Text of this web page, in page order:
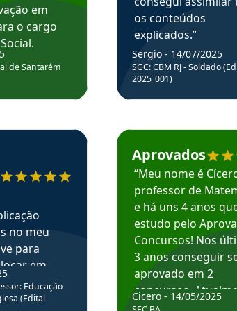
em
o cargo
na
de Santarém
o Aprova Concursos em depoimento
no meu
para
em
da Educação
(Edital
os conteúdos
explicados.”
Sergio - 14/07/2025
SGC: CBM RJ - Soldado
2025_001)
Estudante Cicero
Aprovados
“Meu nome é
professor de
e há uns 4 anos
estudo pelo Aprova
Concursos! Nos
3 anos conseguir
aprovado em 2
concursos.
estou atuando como
Cicero - 14/05/2025